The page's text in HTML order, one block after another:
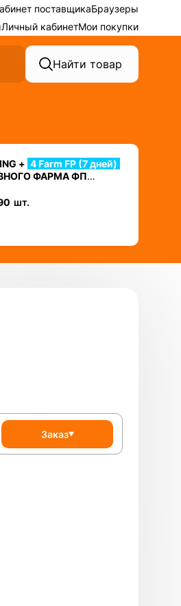
поставщикаБраузеры
Личный кабинетМои покупки
Найти товар
+ 4 Farm FP (7 дней)
ФАРМА ФП
шт.
Заказ